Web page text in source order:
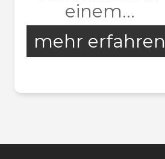
einem...
mehr erfahren